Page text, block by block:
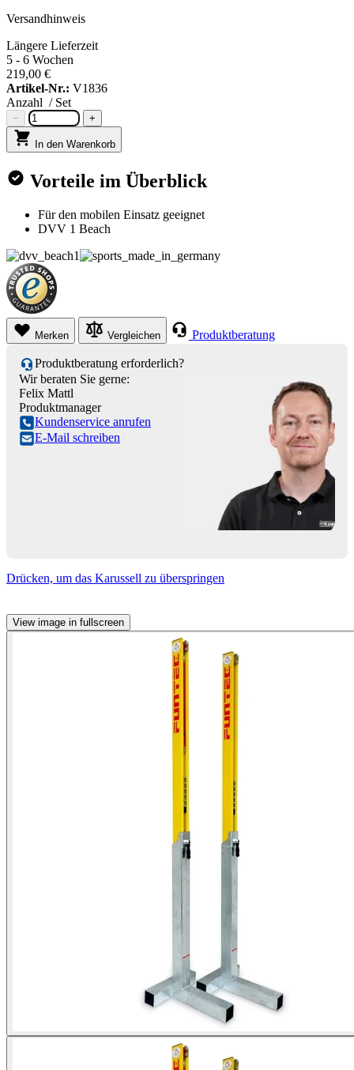
Versandhinweis
Längere Lieferzeit
5 - 6 Wochen
219,00 €
Artikel-Nr.: V1836
Anzahl / Set
− +
In den Warenkorb
Vorteile im Überblick
Für den mobilen Einsatz geeignet
DVV 1 Beach
Merken Vergleichen Produktberatung
Produktberatung erforderlich?
Wir beraten Sie gerne:
Felix Mattl
Produktmanager
Kundenservice anrufen
E-Mail schreiben
Drücken, um das Karussell zu überspringen
View image in fullscreen